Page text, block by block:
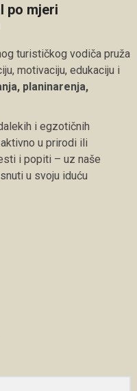
po mjeri
turističkog vodiča pruža
motivaciju, edukaciju i
planinarenja,
i egzotičnih
u prirodi ili
i popiti – uz naše
u svoju iduću